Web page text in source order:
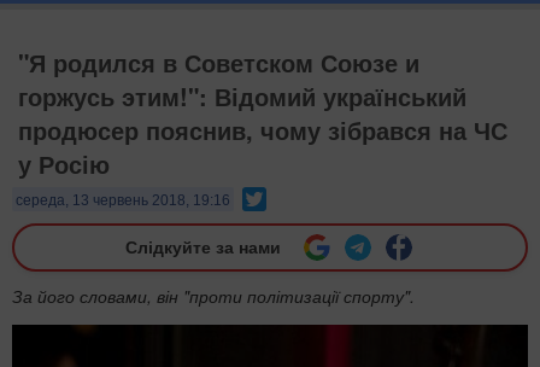
"Я родился в Советском Союзе и
горжусь этим!": Відомий український
продюсер пояснив, чому зібрався на ЧС
у Росію
середа, 13 червень 2018, 19:16
Слідкуйте за нами
​За його словами, він "проти політизації спорту".